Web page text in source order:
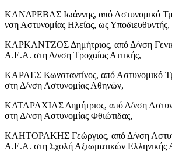
ΚΑΝΔΡΕΒΑΣ Ιωάννης, από Αστυνομικό
νση Αστυνομίας Ηλείας, ως Υποδιευθυντής,
ΚΑΡΚΑΝΤΖΟΣ Δημήτριος, από Δ/νση
Α.Ε.Α. στη Δ/νση Τροχαίας Αττικής,
ΚΑΡΛΕΣ Κωνσταντίνος, από Αστυνομικό
στη Δ/νση Αστυνομίας Αθηνών,
ΚΑΤΑΡΑΧΙΑΣ Δημήτριος, από Δ/νση
στη Δ/νση Αστυνομίας Φθιώτιδας,
ΚΛΗΤΟΡΑΚΗΣ Γεώργιος, από Δ/νση
Α.Ε.Α. στη Σχολή Αξιωματικών Ελληνικής